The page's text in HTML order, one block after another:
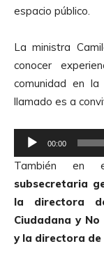
espacio público.
La ministra
conocer
comunidad en
llamado es a
e
p
r
o
d
u
00:00
También en
subsecretaria
la directora
Ciudadana y
y la directora de